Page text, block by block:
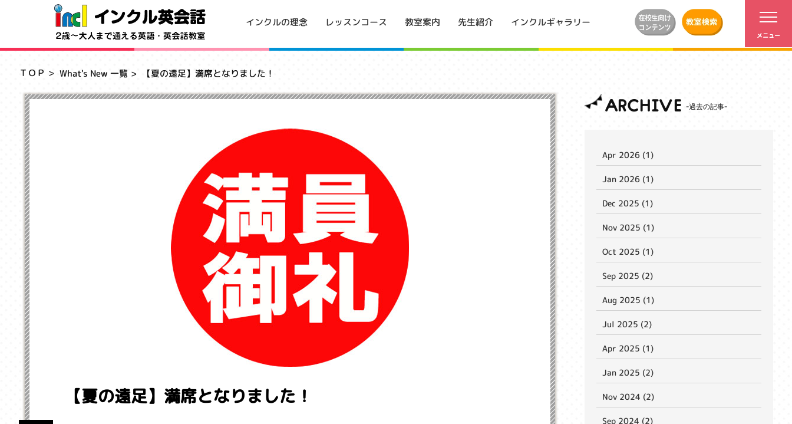
インクルの理念 レッスンコース 教室案内 先生紹介 インクルギャラリー
ＴＯＰ What's New 一覧 【夏の遠足】満席となりました！
【夏の遠足】満席となりました！
ARCHIVE
Apr 2026 (1)
Jan 2026 (1)
Dec 2025 (1)
Nov 2025 (1)
Oct 2025 (1)
Sep 2025 (2)
Aug 2025 (1)
Jul 2025 (2)
Apr 2025 (1)
Jan 2025 (2)
Nov 2024 (2)
Sep 2024 (2)